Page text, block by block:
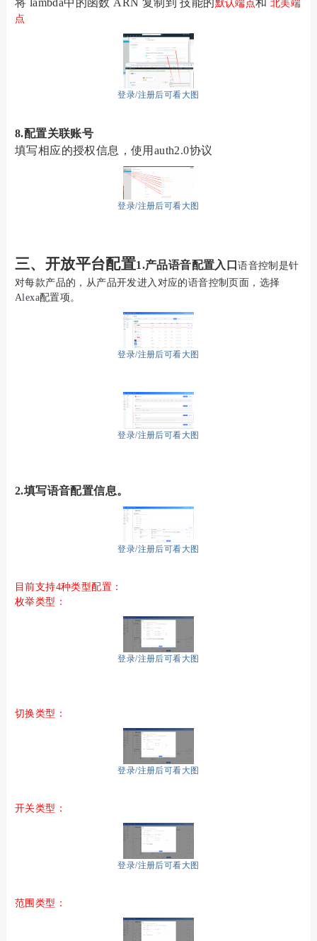
将 lambda中的函数 ARN 复制到 技能的默认端点和 北美端
点
登录/注册后可看大图
8.配置关联账号
填写相应的授权信息，使用 auth2.0协议
登录/注册后可看大图
三、 开放平台配置1.产品语音配置入口语音控制是针
对每款产品的，从产品开发进入对应的语音控制页面，选择
Alexa配置项。
登录/注册后可看大图
登录/注册后可看大图
2.填写语音配置信息。
登录/注册后可看大图
目前支持4种类型配置：
枚举类型：
登录/注册后可看大图
切换类型：
登录/注册后可看大图
开关类型：
登录/注册后可看大图
范围类型：